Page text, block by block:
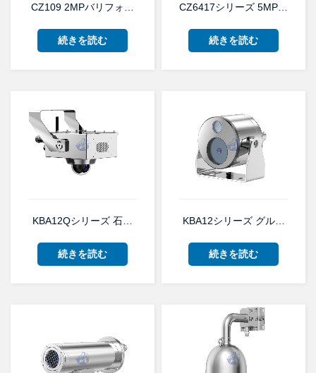
CZ109 2MPバリフォーカルレンズ防爆・防錆カメラ（ライト付
続きを読む
CZ6417シリーズ 5MP 360°
続きを読む
KBA12Qシリーズ 石炭鉱山向け防爆ドームCCTVカメラ
続きを読む
KBA12シリーズ グループI 石
続きを読む